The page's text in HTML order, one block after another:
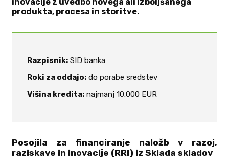
produkta, procesa in storitve.
Razpisnik:SID banka
Roki za oddajo:do porabe sredstev
Višina kredita: najmanj 10.000 EUR
Posojila za financiranje naložb v razoj,
raziskave in inovacije (RRI) iz Sklada skladov